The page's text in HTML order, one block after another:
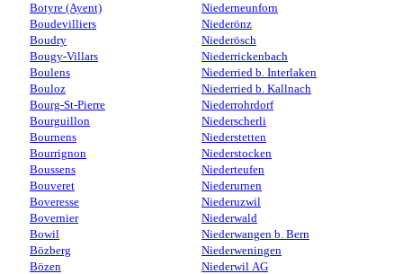
Botyre (Ayent)
Boudevilliers
Boudry
Bougy-Villars
Boulens
Bouloz
Bourg-St-Pierre
Bourguillon
Bournens
Bourrignon
Boussens
Bouveret
Boveresse
Bovernier
Bowil
Bözberg
Bözen
Niederneunforn
Niederönz
Niederösch
Niederrickenbach
Niederried b. Interlaken
Niederried b. Kallnach
Niederrohrdorf
Niederscherli
Niederstetten
Niederstocken
Niederteufen
Niederurnen
Niederuzwil
Niederwald
Niederwangen b. Bern
Niederweningen
Niederwil AG